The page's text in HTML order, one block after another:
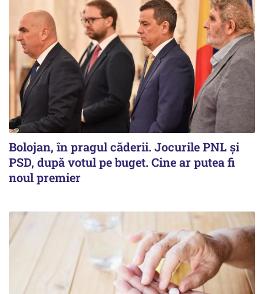
Bolojan, în pragul căderii. Jocurile PNL și
PSD, după votul pe buget. Cine ar putea fi
noul premier